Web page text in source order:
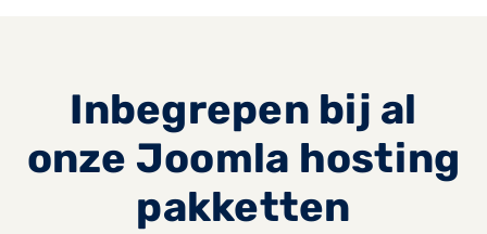
Inbegrepen bij al
onze Joomla hosting
pakketten